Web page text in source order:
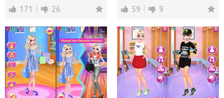
171 26
Βελτίωσε...
59 9